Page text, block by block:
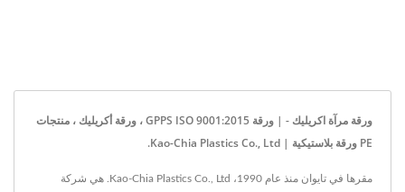
ورقة مرآة اكريليك - | ورقة GPPS ISO 9001:2015 ، ورقة أكريليك ، منتجات
PE ورقة بلاستيكية | Kao-Chia Plastics Co., Ltd.
مقرها في تايوان منذ عام 1990، Kao-Chia Plastics Co., Ltd. هي شركة